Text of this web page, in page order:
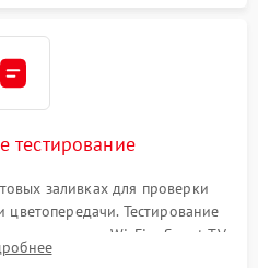
тестирование
заливках для проверки
Тестирование
модуля Wi-Fi и Smart TV
нескольких часов.